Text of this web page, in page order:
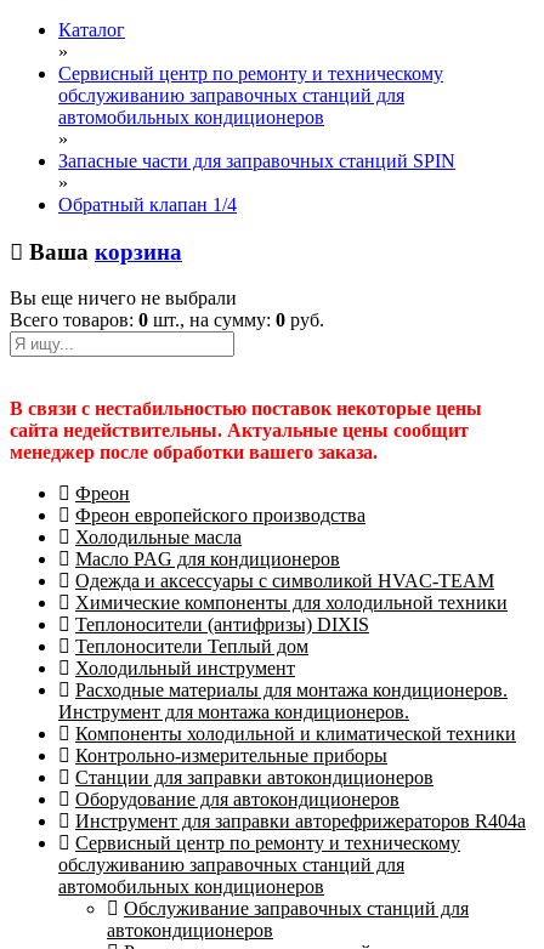
Каталог
»
Сервисный центр по ремонту и техническому
обслуживанию заправочных станций для
автомобильных кондиционеров
»
Запасные части для заправочных станций SPIN
»
Обратный клапан 1/4
Ваша корзина
Вы еще ничего не выбрали
Всего товаров: 0 шт., на сумму: 0 руб.
В связи с нестабильностью поставок некоторые цены
сайта недействительны. Актуальные цены сообщит
менеджер после обработки вашего заказа.
Фреон
Фреон европейского производства
Холодильные масла
Масло PAG для кондиционеров
Одежда и аксессуары с символикой HVAC-TEAM
Химические компоненты для холодильной техники
Теплоносители (антифризы) DIXIS
Теплоносители Теплый дом
Холодильный инструмент
Расходные материалы для монтажа кондиционеров.
Инструмент для монтажа кондиционеров.
Компоненты холодильной и климатической техники
Контрольно-измерительные приборы
Станции для заправки автокондиционеров
Оборудование для автокондиционеров
Инструмент для заправки авторефрижераторов R404a
Сервисный центр по ремонту и техническому
обслуживанию заправочных станций для
автомобильных кондиционеров
Обслуживание заправочных станций для
автокондиционеров